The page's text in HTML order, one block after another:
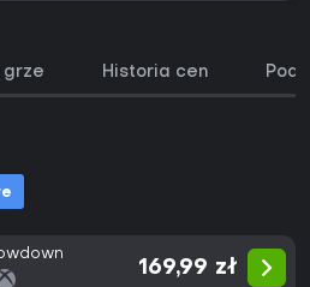
grze Historia cen
169,99 zł